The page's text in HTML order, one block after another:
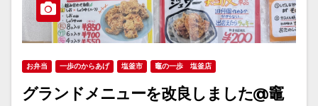
お弁当 一歩のからあげ 塩釜市 竈の一歩 塩釜店
グランドメニューを改良しました@竈